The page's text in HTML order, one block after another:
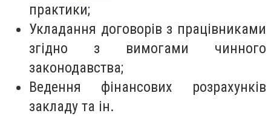
практики;
Укладання договорів з працівниками
згідно з вимогами чинного
законодавства;
Ведення фінансових розрахунків
закладу та ін.